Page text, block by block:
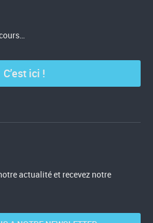
C’est ici !
actualité et recevez notre